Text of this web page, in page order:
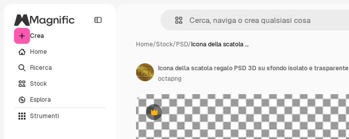
Crea
Home
Ricerca
Stock
Esplora
Strumenti
Home/Stock/PSD/Icona della scatola …
Premium
Icona della scatola regalo PSD 3D su sfondo isolato e trasparente
octapng